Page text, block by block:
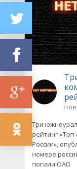
Три
рейтинг
России»,
номере
попали ОАО